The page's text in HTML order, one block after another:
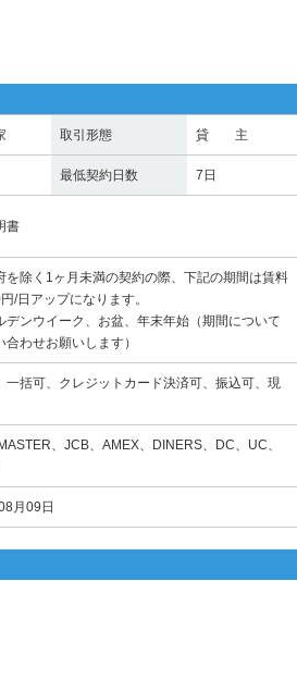
取引形態 貸 主
最低契約日数 7日
書
を除く1ヶ月未満の契約の際、下記の期間は賃料
/日アップになります。
ンウイーク、お盆、年末年始（期間について
合わせお願いします）
一括可、クレジットカード決済可、振込可、現
、JCB、AMEX、DINERS、DC、UC、
月09日